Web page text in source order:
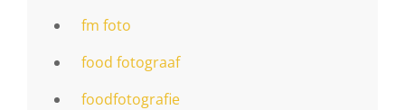
fm foto
food fotograaf
foodfotografie